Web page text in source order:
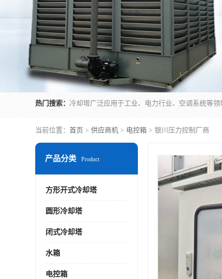
热门搜索：
当前位置： 首页 > 供应商机 > 电控箱 > 银川压力控制厂商
产品分类 Product
方形开式冷却塔
圆形冷却塔
闭式冷却塔
水箱
电控箱